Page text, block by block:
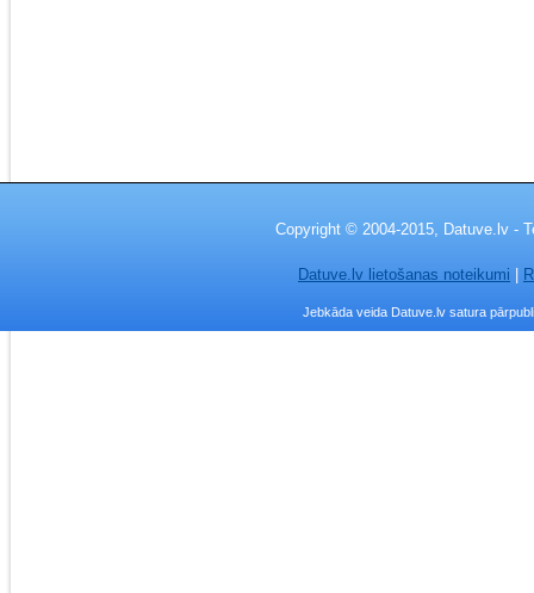
Copyright © 2004-2015, Datuve.lv -
Datuve.lv lietošanas noteikumi
Jebkāda veida Datuve.lv satura